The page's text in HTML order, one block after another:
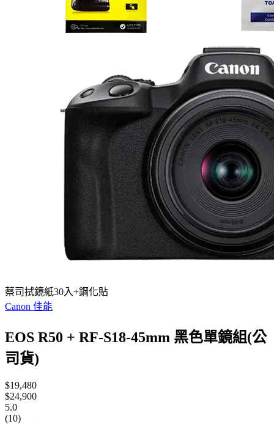
蔡司拭鏡紙30入+鋼化貼
Canon 佳能
EOS R50 + RF-S18-45mm 黑色單鏡組(公
司貨)
$19,480
$24,900
5.0
(10)